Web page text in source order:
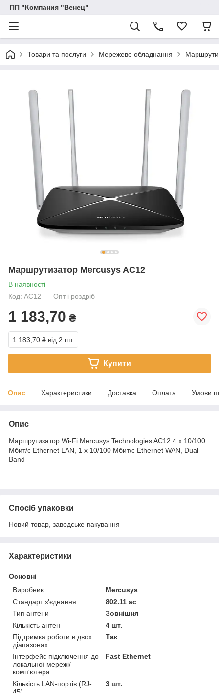
ПП "Компания "Венец"
Товари та послуги Мережеве обладнання
Маршрутизатор Mercusys AC12
В наявності
Код: AC12
Опт і роздріб
1 183,70 ₴
1 183,70 ₴ від 2 шт.
Купити
Опис Характеристики Доставка Оплата Умови
Опис
Маршрутизатор Wi-Fi Mercusys Technologies AC12 4 x 10/100
Мбит/с Ethernet LAN, 1 x 10/100 Мбит/с Ethernet WAN, Dual
Band
Спосіб упаковки
Новий товар, заводське пакування
Характеристики
Основні
Виробник
Mercusys
Стандарт з'єднання
802.11 ac
Тип антени
Зовнішня
Кількість антен
4 шт.
Підтримка роботи в двох
діапазонах
Так
Інтерфейс підключення до
локальної мережі/
комп'ютера
Fast Ethernet
Кількість LAN-портів (RJ-
45)
3 шт.